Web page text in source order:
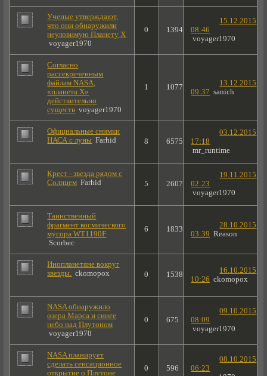
Ученые утверждают,
что они обнаружили
неуловимую Планету X
voyager1970
0 1394
15.12.2015
08:46
voyager1970
Согласно
рассекреченным
файлам NASA,
«планета Х»
действительно
существ voyager1970
1 1077
13.12.2015
09:37 sanich
Официальные снимки
НАСА с луны Farhid 8 6575
03.12.2015
17:18
mr_runtime
Крест - звезда рядом с
Солнцем Farhid 5 2607
19.11.2015
02:23
voyager1970
Таинственный
фрагмент космического
мусора WT1190F
Scorbec
6 1833
28.10.2015
03:39 Reason
Инопланетяне вокруг
звезды. ckomopox 0 1538
16.10.2015
10:26 ckomopox
NASA обнаружило
озера Марса и синее
небо над Плутоном
voyager1970
0 675
09.10.2015
08:09
voyager1970
NASA планирует
сделать сенсационное
открытие о Плутоне
0 596
08.10.2015
06:23